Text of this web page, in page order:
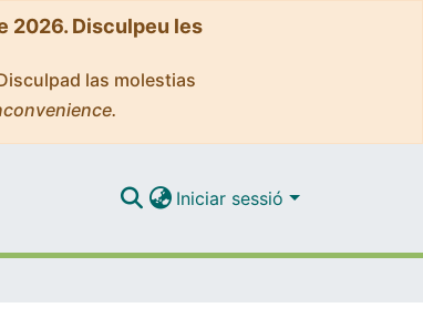
2026. Disculpeu les
las molestias
Iniciar sessió